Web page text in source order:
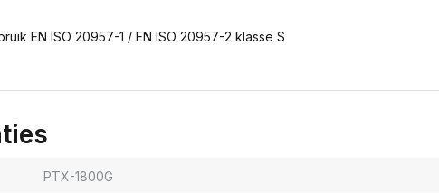
EN ISO 20957-1 / EN ISO 20957-2 klasse S
PTX-1800G